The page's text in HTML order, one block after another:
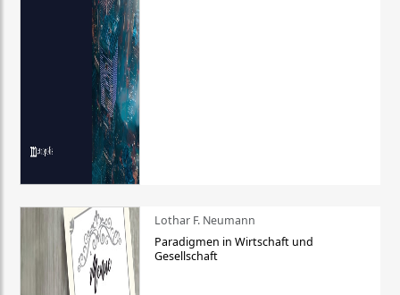
Lothar F. Neumann
Paradigmen in Wirtschaft und
Gesellschaft